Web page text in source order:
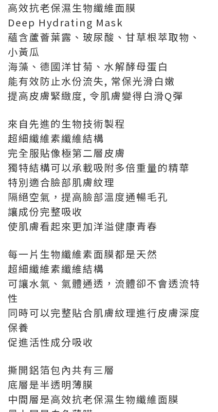
高效抗老保濕生物纖維面膜
Deep Hydrating Mask
蘊含蘆薈葉露、玻尿酸、甘草根萃取物、
小黃瓜
海藻、德國洋甘菊、水解酵母蛋白
能有效防止水份流失, 常保光滑白嫩
提高皮膚緊緻度, 令肌膚變得白滑Q彈
來自先進的生物技術製程
超細纖維素纖維結構
完全服貼像極第二層皮膚
獨特結構可以承載吸附多倍重量的精華
特別適合臉部肌膚紋理
隔絕空氣，提高臉部溫度通暢毛孔
讓成份完整吸收
使肌膚看起來更加洋溢健康青春
每一片生物纖維素面膜都是天然
超細纖維素纖維結構
可讓水氣、氣體通透，流體卻不會透流特
性
同時可以完整貼合肌膚紋理進行皮膚深度
保養
促進活性成分吸收
撕開鋁箔包內共有三層
底層是半透明薄膜
中間層是高效抗老保濕生物纖維面膜